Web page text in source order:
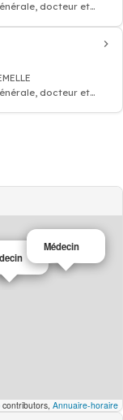
docteur et
docteur et
Médecin
contributors, Annuaire-horaire